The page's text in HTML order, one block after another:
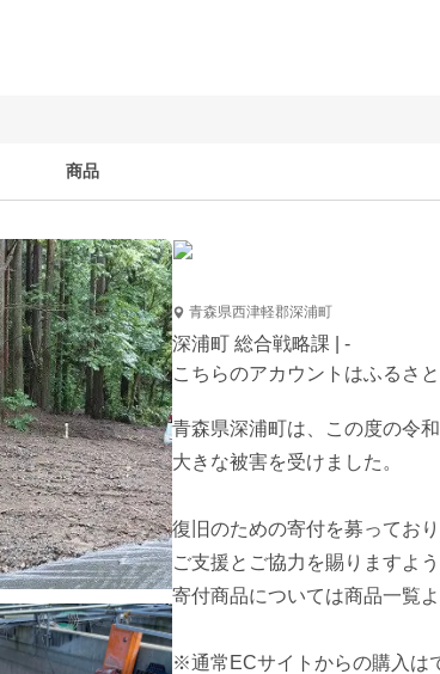
商品
青森県西津軽郡深浦町
深浦町 総合戦略課 | -
こちらのアカウントはふるさ
青森県深浦町は、この度の令
大きな被害を受けました。
復旧のための寄付を募ってお
ご支援とご協力を賜りますよ
寄付商品については商品一覧
※通常ECサイトからの購入は